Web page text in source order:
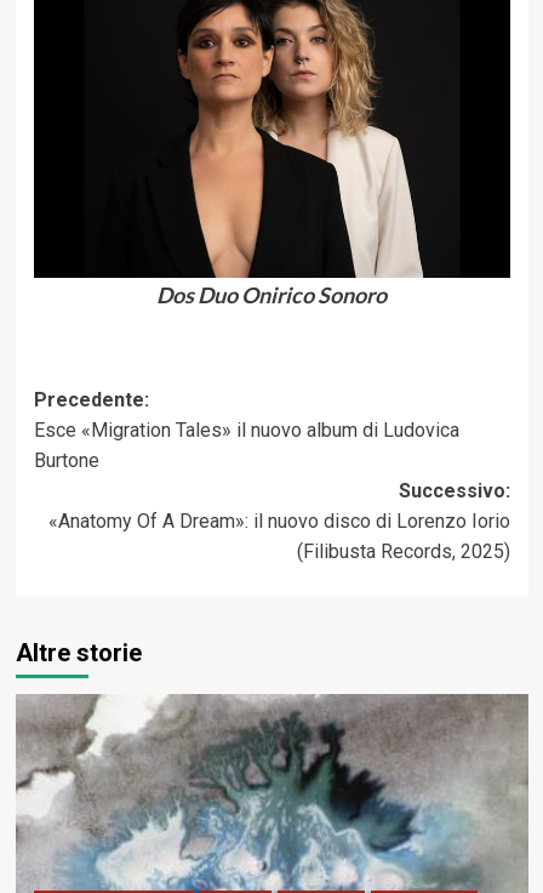
Dos Duo Onirico Sonoro
Navigazione
articolo
Precedente:
Esce «Migration Tales» il nuovo album di Ludovica
Burtone
Successivo:
«Anatomy Of A Dream»: il nuovo disco di Lorenzo Iorio
(Filibusta Records, 2025)
Altre storie